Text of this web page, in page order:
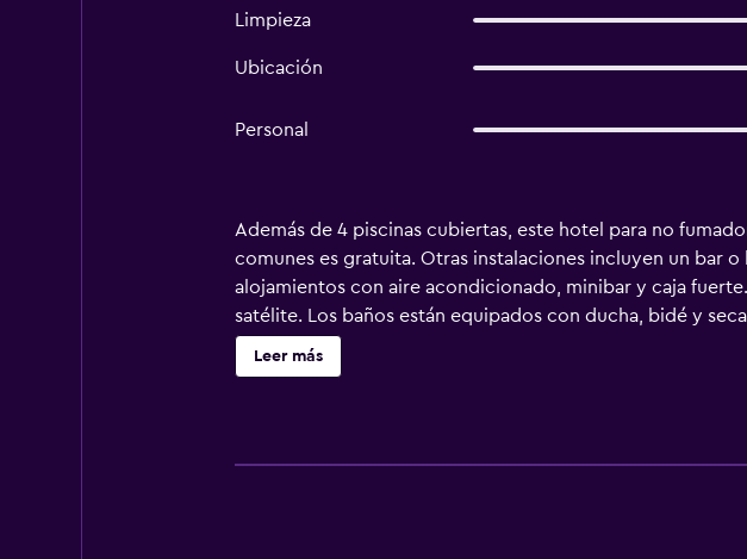
Limpieza
Ubicación
Personal
Además de 4 piscinas cubiertas, este hotel para no
comunes es gratuita. Otras instalaciones incluyen un bar
alojamientos con aire acondicionado, minibar y caja
satélite. Los baños están equipados con ducha, bidé y
acceso a Internet wifi gratis. Se ofrece servicio de
Además de una piscina infantil, los servicios de ocio y
Leer más